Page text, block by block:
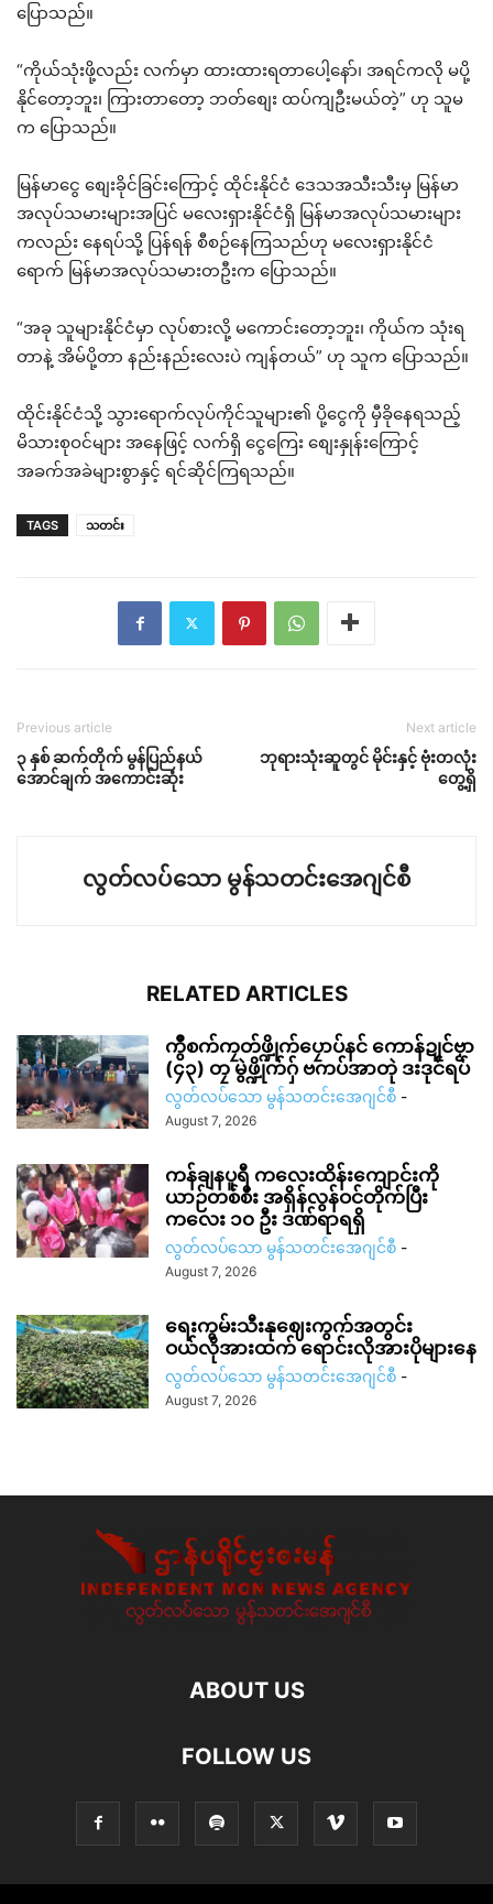
ပြောသည်။
“ကိုယ်သုံးဖို့လည်း လက်မှာ ထားထားရတာပေါ့နော်၊ အရင်ကလို မပို့
နိုင်တော့ဘူး၊ ကြားတာတော့ ဘတ်စျေး ထပ်ကျဦးမယ်တဲ့” ဟု သူမ
က ပြောသည်။
မြန်မာငွေ စျေးခိုင်ခြင်းကြောင့် ထိုင်းနိုင်ငံ ဒေသအသီးသီးမှ မြန်မာ
အလုပ်သမားများအပြင် မလေးရှားနိုင်ငံရှိ မြန်မာအလုပ်သမားများ
ကလည်း နေရပ်သို့ ပြန်ရန် စီစဉ်နေကြသည်ဟု မလေးရှားနိုင်ငံ
ရောက် မြန်မာအလုပ်သမားတဦးက ပြောသည်။
“အခု သူများနိုင်ငံမှာ လုပ်စားလို့ မကောင်းတော့ဘူး၊ ကိုယ်က သုံးရ
တာနဲ့ အိမ်ပို့တာ နည်းနည်းလေးပဲ ကျန်တယ်” ဟု သူက ပြောသည်။
ထိုင်းနိုင်ငံသို့ သွားရောက်လုပ်ကိုင်သူများ၏ ပို့ငွေကို မှီခိုနေရသည့်
မိသားစုဝင်များ အနေဖြင့် လက်ရှိ ငွေကြေး စျေးနှုန်းကြောင့်
အခက်အခဲများစွာနှင့် ရင်ဆိုင်ကြရသည်။
TAGS သတင်း
Previous article
၃ နှစ် ဆက်တိုက် မွန်ပြည်နယ်
အောင်ချက် အကောင်းဆုံး
Next article
ဘုရားသုံးဆူတွင် မိုင်းနှင့် ဗုံးတလုံး
တွေ့ရှိ
လွတ်လပ်သော မွန်သတင်းအေဂျင်စီ
RELATED ARTICLES
ကွဳစက်ကၠတ်ဖ္ဍိုက်ပၠောပ်နင် ကောန်ဍုင်ဗၟာ
(၄၃) တၠ မွဲဖ္ဍိုက်ဂှ် ဗကပ်အာတုဲ ဒးဒုင်ရပ်
လွတ်လပ်သော မွန်သတင်းအေဂျင်စီ -
August 7, 2026
ကန်ချနပူရီ ကလေးထိန်းကျောင်းကို
ယာဉ်တစ်စီး အရှိန်လွန်ဝင်တိုက်ပြီး
ကလေး ၁၀ ဦး ဒဏ်ရာရရှိ
လွတ်လပ်သော မွန်သတင်းအေဂျင်စီ -
August 7, 2026
ရေးကွမ်းသီးနုဈေးကွက်အတွင်း
ဝယ်လိုအားထက် ရောင်းလိုအားပိုများနေ
လွတ်လပ်သော မွန်သတင်းအေဂျင်စီ -
August 7, 2026
ABOUT US
FOLLOW US